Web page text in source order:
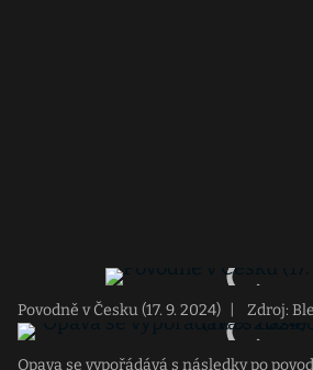
Povodně v Česku (17. 9. 2024) Zdroj:
Opava se vypořádává s následky po